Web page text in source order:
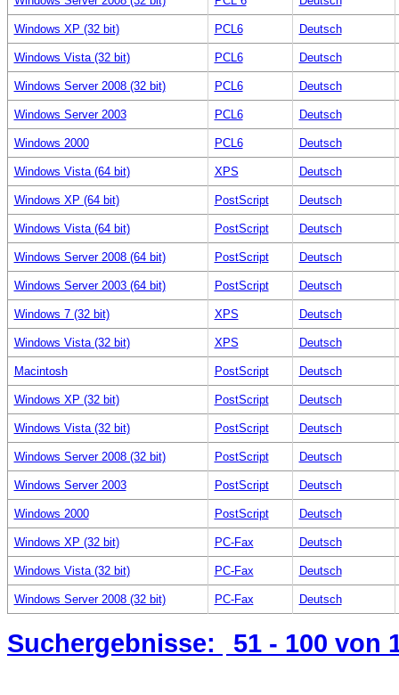
Windows XP (32 bit) PCL6 Deutsch
Windows Vista (32 bit) PCL6 Deutsch
Windows Server 2008 (32 bit) PCL6 Deutsch
Windows Server 2003 PCL6 Deutsch
Windows 2000 PCL6 Deutsch
Windows Vista (64 bit) XPS Deutsch
Windows XP (64 bit) PostScript Deutsch
Windows Vista (64 bit) PostScript Deutsch
Windows Server 2008 (64 bit) PostScript Deutsch
Windows Server 2003 (64 bit) PostScript Deutsch
Windows 7 (32 bit) XPS Deutsch
Windows Vista (32 bit) XPS Deutsch
Macintosh PostScript Deutsch
Windows XP (32 bit) PostScript Deutsch
Windows Vista (32 bit) PostScript Deutsch
Windows Server 2008 (32 bit) PostScript Deutsch
Windows Server 2003 PostScript Deutsch
Windows 2000 PostScript Deutsch
Windows XP (32 bit) PC-Fax Deutsch
Windows Vista (32 bit) PC-Fax Deutsch
Windows Server 2008 (32 bit) PC-Fax Deutsch
Suchergebnisse: 51 - 100 von